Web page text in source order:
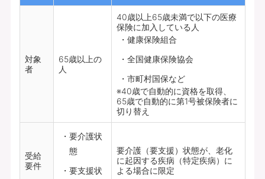
対象
者
65歳以上の
人
40歳以上65歳未満で以下の医療
保険に加入している人
健康保険組合
全国健康保険協会
市町村国保など
※40歳で自動的に資格を取得、
65歳で自動的に第1号被保険者に
切り替え
受給
要件
要介護状
態
要支援状
要介護（要支援）状態が、老化
に起因する疾病（特定疾病）に
よる場合に限定